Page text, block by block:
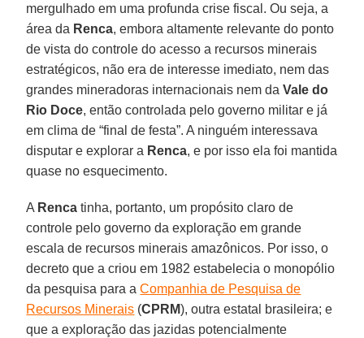
mergulhado em uma profunda crise fiscal. Ou seja, a
área da Renca, embora altamente relevante do ponto
de vista do controle do acesso a recursos minerais
estratégicos, não era de interesse imediato, nem das
grandes mineradoras internacionais nem daVale do
Rio Doce, então controlada pelo governo militar e já
em clima de “final de festa”. A ninguém interessava
disputar e explorar a Renca, e por isso ela foi mantida
quase no esquecimento.
A Renca tinha, portanto, um propósito claro de
controle pelo governo da exploração em grande
escala de recursos minerais amazônicos. Por isso, o
decreto que a criou em 1982 estabelecia o monopólio
da pesquisa para aCompanhia de Pesquisa de
Recursos Minerais (CPRM), outra estatal brasileira; e
que a exploração das jazidas potencialmente